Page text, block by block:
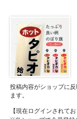
投稿内容がショップに
ます。
【現在ログインされてお